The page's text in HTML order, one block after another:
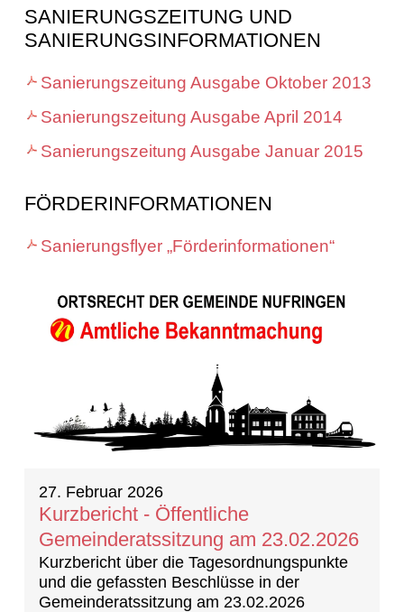
SANIERUNGSZEITUNG UND
SANIERUNGSINFORMATIONEN
Sanierungszeitung Ausgabe Oktober 2013
Sanierungszeitung Ausgabe April 2014
Sanierungszeitung Ausgabe Januar 2015
FÖRDERINFORMATIONEN
Sanierungsflyer „Förderinformationen“
20 Ergebnisse gefunden
27. Februar 2026
Kurzbericht - Öffentliche
Gemeinderatssitzung am 23.02.2026
Kurzbericht über die Tagesordnungspunkte
und die gefassten Beschlüsse in der
Gemeinderatssitzung am 23.02.2026